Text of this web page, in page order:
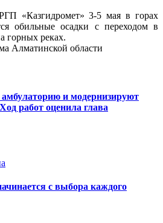
«Казгидромет» 3-5 мая в горах
обильные осадки с переходом в
горных реках.
Алматинской области
и модернизируют
работ оценила глава
с выбора каждого